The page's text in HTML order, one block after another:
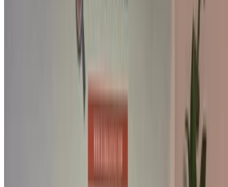
meilleure alternative. Heureuxl'achat!
En utilisant ce site web, vous acceptez nos conditions
concernant des informations incorrectes fournies par les
sociétés de location de voitures ou par nous-mêmes.